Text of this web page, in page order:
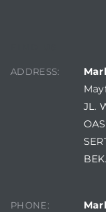
ADDRESS:
JL.
PHONE: